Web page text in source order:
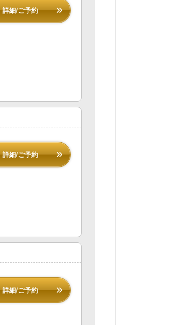
詳細/ご予約
詳細/ご予約
詳細/ご予約